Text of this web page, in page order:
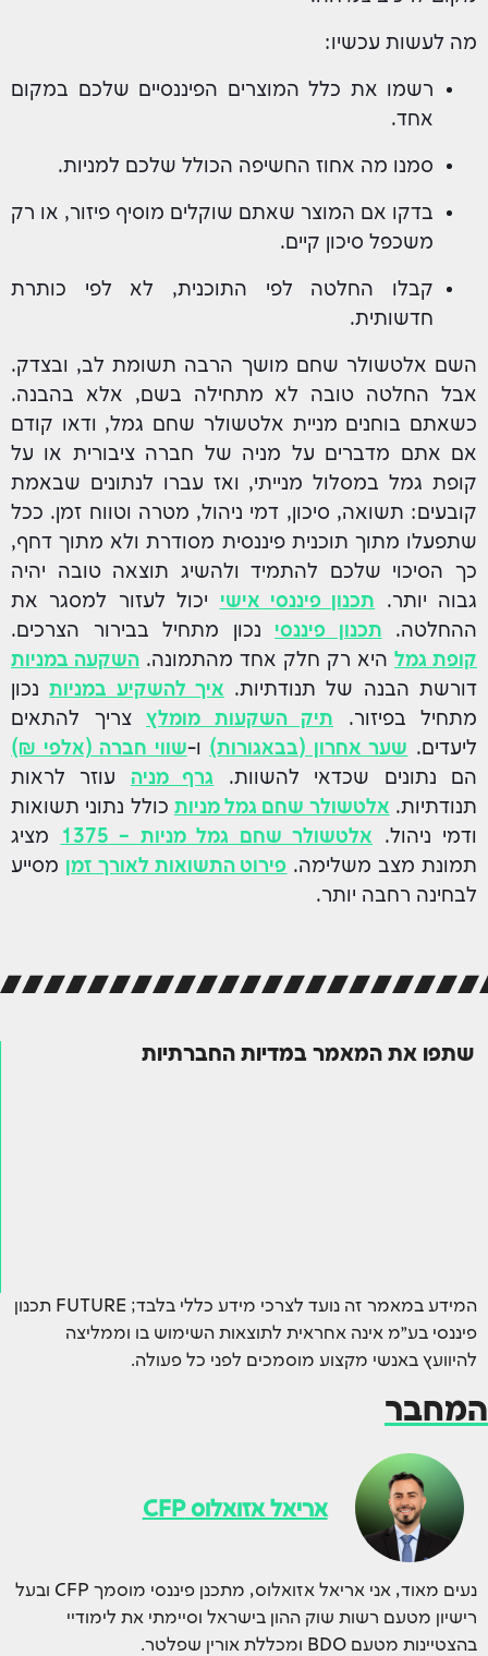
מה לעשות עכשיו:
רשמו את כלל המוצרים הפיננסיים שלכם במקום
אחד.
סמנו מה אחוז החשיפה הכולל שלכם למניות.
בדקו אם המוצר שאתם שוקלים מוסיף פיזור, או רק
משכפל סיכון קיים.
קבלו החלטה לפי התוכנית, לא לפי כותרת
חדשותית.
השם אלטשולר שחם מושך הרבה תשומת לב, ובצדק.
אבל החלטה טובה לא מתחילה בשם, אלא בהבנה.
כשאתם בוחנים מניית אלטשולר שחם גמל, ודאו קודם
אם אתם מדברים על מניה של חברה ציבורית או על
קופת גמל במסלול מנייתי, ואז עברו לנתונים שבאמת
קובעים: תשואה, סיכון, דמי ניהול, מטרה וטווח זמן. ככל
שתפעלו מתוך תוכנית פיננסית מסודרת ולא מתוך דחף,
כך הסיכוי שלכם להתמיד ולהשיג תוצאה טובה יהיה
גבוה יותר. תכנון פיננסי אישי יכול לעזור למסגר את
ההחלטה. תכנון פיננסי נכון מתחיל בבירור הצרכים.
קופת גמל היא רק חלק אחד מהתמונה. השקעה במניות
דורשת הבנה של תנודתיות. איך להשקיע במניותנכון
מתחיל בפיזור. תיק השקעות מומלץ צריך להתאים
ליעדים. שער אחרון (בבאגורות) ו-שווי חברה (אלפי ₪)
הם נתונים שכדאי להשוות. גרף מניה עוזר לראות
תנודתיות. אלטשולר שחם גמל מניות כולל נתוני תשואות
ודמי ניהול. אלטשולר שחם גמל מניות – 1375
מציג
תמונת מצב משלימה. פירוט התשואות לאורך זמן מסייע
לבחינה רחבה יותר.
שתפו את המאמר במדיות החברתיות
המידע במאמר זה נועד לצרכי מידע כללי בלבד; FUTURE תכנון
פיננסי בע״מ אינה אחראית לתוצאות השימוש בו וממליצה
להיוועץ באנשי מקצוע מוסמכים לפני כל פעולה.
המחבר
אריאל אזואלוס CFP
נעים מאוד, אני אריאל אזואלוס, מתכנן פיננסי מוסמך CFP ובעל
רישיון מטעם רשות שוק ההון בישראל וסיימתי את לימודיי
בהצטיינות מטעם BDO ומכללת אורין שפלטר.